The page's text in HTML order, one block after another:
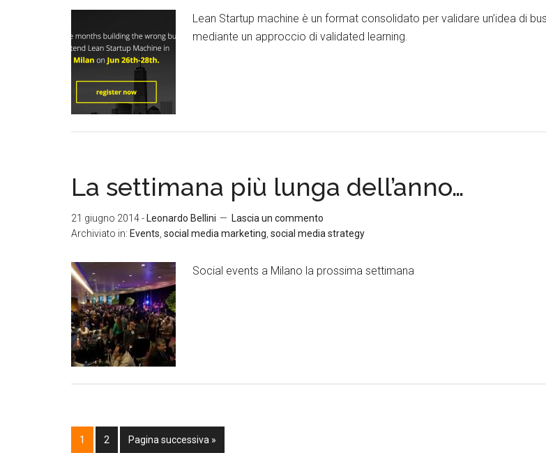
Lean Startup machine è un format consolidato per validare un’idea di
mediante un approccio di validated learning.
La settimana più lunga dell’anno…
21 giugno 2014- Leonardo Bellini
Lascia un commento
Archiviato in: Events social media marketing social media strategy
Social events a Milano la prossima settimana
1 2 Pagina successiva »